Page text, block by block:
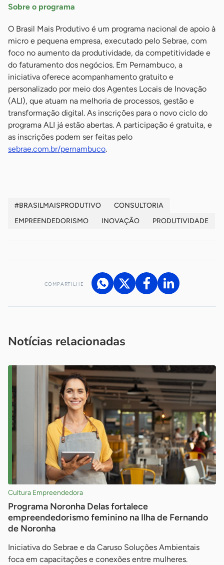
Sobre o programa
O Brasil Mais Produtivo é um programa nacional de apoio à
micro e pequena empresa, executado pelo Sebrae, com
foco no aumento da produtividade, da competitividade e
do faturamento dos negócios. Em Pernambuco, a
iniciativa oferece acompanhamento gratuito e
personalizado por meio dos Agentes Locais de Inovação
(ALI), que atuam na melhoria de processos, gestão e
transformação digital. As inscrições para o novo ciclo do
programa ALI já estão abertas. A participação é gratuita, e
as inscrições podem ser feitas pelo
sebrae.com.br/pernambuco.
#BRASILMAISPRODUTIVO
CONSULTORIA
EMPREENDEDORISMO
INOVAÇÃO PRODUTIVIDADE
COMPARTILHE
Notícias relacionadas
Cultura Empreendedora
Programa Noronha Delas fortalece
empreendedorismo feminino na Ilha de Fernando
de Noronha
Iniciativa do Sebrae e da Caruso Soluções Ambientais
foca em capacitações e conexões entre mulheres.